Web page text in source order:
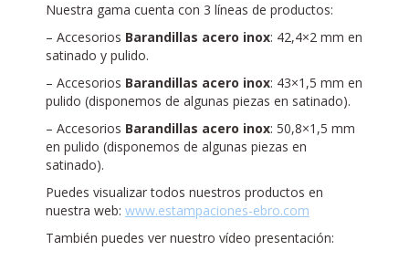
Nuestra gama cuenta con 3 líneas de productos:
– Accesorios Barandillas acero inox: 42,4×2 mm en
satinado y pulido.
– Accesorios Barandillas acero inox: 43×1,5 mm en
pulido (disponemos de algunas piezas en satinado).
– Accesorios Barandillas acero inox: 50,8×1,5 mm
en pulido (disponemos de algunas piezas en
satinado).
Puedes visualizar todos nuestros productos en
nuestra web: www.estampaciones-ebro.com
También puedes ver nuestro vídeo presentación: